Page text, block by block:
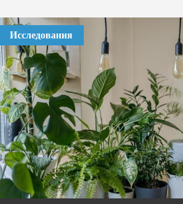
Исследования